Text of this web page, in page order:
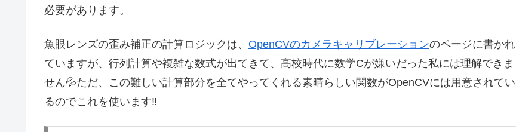
必要があります。
魚眼レンズの歪み補正の計算ロジックは、 OpenCVのカメラキャリブレーションのページに書かれ
ていますが、行列計算や複雑な数式が出てきて、高校時代に数学Cが嫌いだった私には理解できま
せん💦ただ、この難しい計算部分を全てやってくれる素晴らしい関数がOpenCVには用意されてい
るのでこれを使います‼️